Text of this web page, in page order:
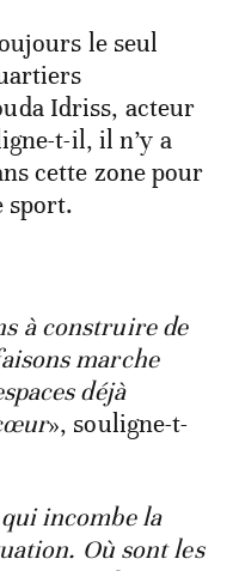
le seul
Idriss, acteur
t-il, il n’y a
cette zone pour
sport.
à construire de
marche
déjà
», souligne-t-
incombe la
Où sont les